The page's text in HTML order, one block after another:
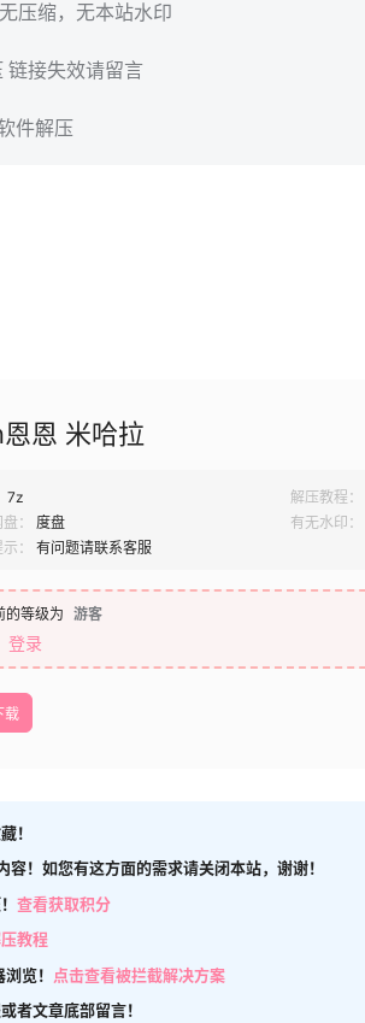
压缩，无本站水印
链接失效请留言
件解压
恩 米哈拉
7z 解压教程：
：
度盘 有无水印：
：
有问题请联系客服
的等级为 游客
登录
载
！
！如您有这方面的需求请关闭本站，谢谢！
查看获取积分
教程
览！
点击查看被拦截解决方案
者文章底部留言！